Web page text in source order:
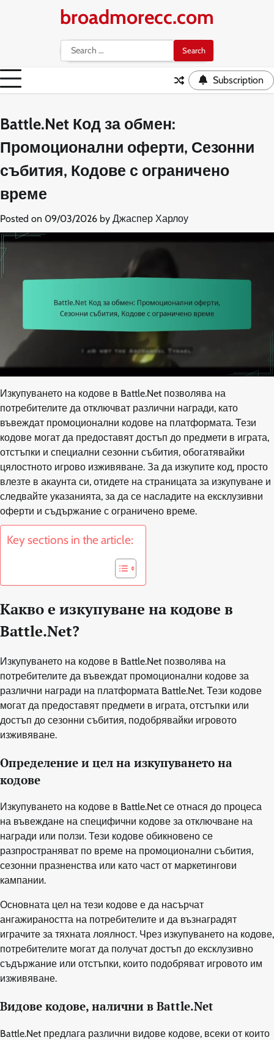
broadmorecc.com
Search
for:
Subscription
Battle.Net Код за обмен:
Промоционални оферти, Сезонни
събития, Кодове с ограничено
време
Posted on 09/03/2026 by Джаспер Харлоу
Изкупуването на кодове в Battle.Net позволява на
потребителите да отключват различни награди, като
въвеждат промоционални кодове на платформата. Тези
кодове могат да предоставят достъп до предмети в играта,
отстъпки и специални сезонни събития, обогатявайки
цялостното игрово изживяване. За да изкупите код, просто
влезте в акаунта си, отидете на страницата за изкупуване и
следвайте указанията, за да се насладите на ексклузивни
оферти и съдържание с ограничено време.
Key sections in the article:
Какво е изкупуване на кодове в
Battle.Net?
Изкупуването на кодове в Battle.Net позволява на
потребителите да въвеждат промоционални кодове за
различни награди на платформата Battle.Net. Тези кодове
могат да предоставят предмети в играта, отстъпки или
достъп до сезонни събития, подобрявайки игровото
изживяване.
Определение и цел на изкупуването на
кодове
Изкупуването на кодове в Battle.Net се отнася до процеса
на въвеждане на специфични кодове за отключване на
награди или ползи. Тези кодове обикновено се
разпространяват по време на промоционални събития,
сезонни празненства или като част от маркетингови
кампании.
Основната цел на тези кодове е да насърчат
ангажираността на потребителите и да възнаградят
играчите за тяхната лоялност. Чрез изкупуването на кодове,
потребителите могат да получат достъп до ексклузивно
съдържание или отстъпки, които подобряват игровото им
изживяване.
Видове кодове, налични в Battle.Net
Battle.Net предлага различни видове кодове, всеки от които